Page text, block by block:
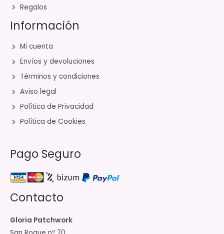
Regalos
Información
Mi cuenta
Envíos y devoluciones
Términos y condiciones
Aviso legal
Política de Privacidad
Política de Cookies
Pago Seguro
Contacto
Gloria Patchwork